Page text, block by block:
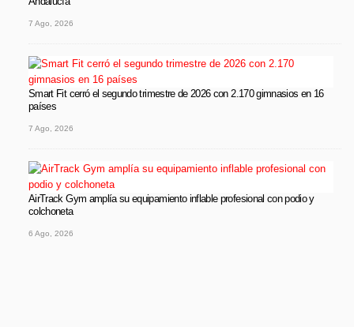
7 Ago, 2026
Smart Fit cerró el segundo trimestre de 2026 con 2.170 gimnasios en 16
países
7 Ago, 2026
AirTrack Gym amplía su equipamiento inflable profesional con podio y
colchoneta
6 Ago, 2026